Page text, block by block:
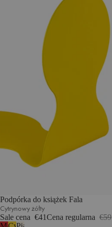
Podpórka do książek Fala
Cytrynowy żółty
Sale cena €41Cena regularna €59